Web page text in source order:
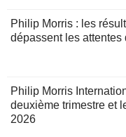
Philip Morris : les
dépassent les attentes
Philip Morris
deuxième trimestre et
2026